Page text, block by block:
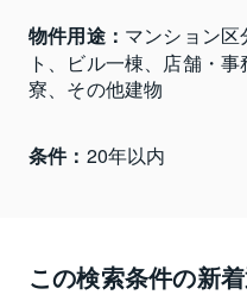
物件用途： マンション
ト、ビル一棟、店舗・
寮、その他建物
条件： 20年以内
この検索条件の新